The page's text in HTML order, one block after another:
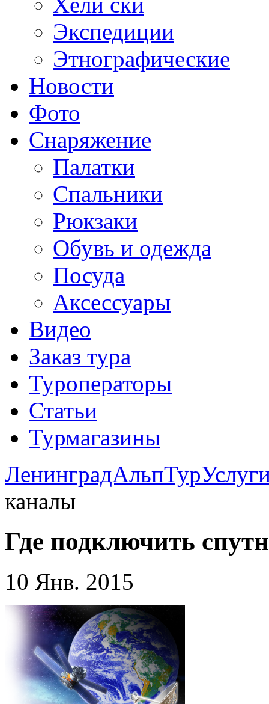
Экспедиции
Этнографические
Новости
Фото
Снаряжение
Палатки
Спальники
Рюкзаки
Обувь и одежда
Посуда
Аксессуары
Видео
Заказ тура
Туроператоры
Статьи
Турмагазины
ЛенинградАльпТур
каналы
Где подключить
10 Янв. 2015